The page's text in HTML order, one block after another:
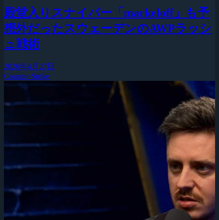
殿堂入りスナイパー「markeloff」も予
想外だったスウェーデンのAWPラッシ
ュ戦術
2026年4月27日
Counter-Strike